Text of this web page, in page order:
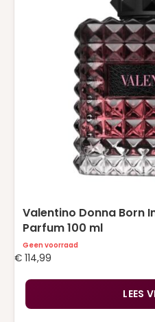
Valentino Donna Born
Parfum 100 ml
Geen voorraad
€ 114,99
LEES